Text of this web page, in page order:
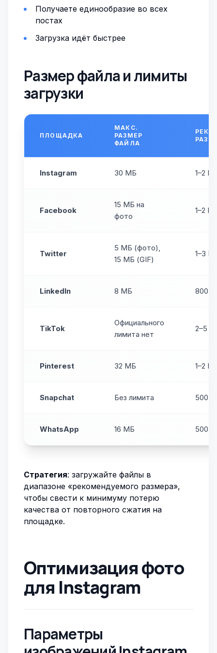
Получаете единообразие во всех
постах
Загрузка идёт быстрее
Размер файла и лимиты
загрузки
ПЛОЩАДКА
МАКС.
РАЗМЕР
ФАЙЛА
Instagram 30 МБ 1–2
Facebook
15 МБ на
фото
1–2
Twitter
5 МБ (фото),
15 МБ (GIF)
1–3
LinkedIn 8 МБ 800
TikTok
Официального
лимита нет
2–5
Pinterest 32 МБ 1–2
Snapchat Без лимита 500
WhatsApp 16 МБ 500
Стратегия: загружайте файлы в
диапазоне «рекомендуемого размера»,
чтобы свести к минимуму потерю
качества от повторного сжатия на
площадке.
Оптимизация фото
для Instagram
Параметры